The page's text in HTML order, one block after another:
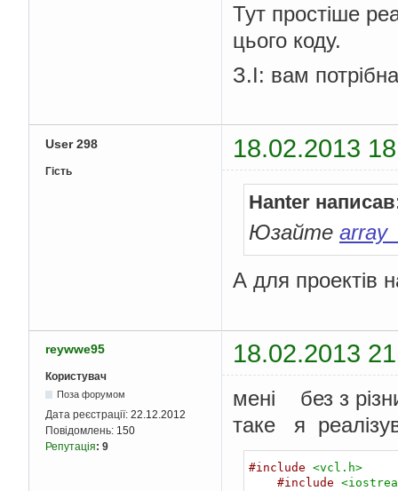
Тут простіше
цього коду.
З.І: вам
User 298 18.02.2013
Гість
Hanter
Юзайте
А для проектів
reywwe95 18.02.2013
Користувач
Поза форумом
Дата реєстрації: 22.12.2012
Повідомлень: 150
Репутація: 9
мені без з
таке я
#include <vcl.h>
#include